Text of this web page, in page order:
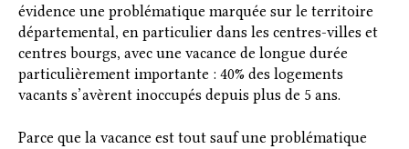
évidence une problématique marquée sur le territoire
départemental, en particulier dans les centres-villes et
centres bourgs, avec une vacance de longue durée
particulièrement importante : 40% des logements
vacants s’avèrent inoccupés depuis plus de 5 ans.
Parce que la vacance est tout sauf une problématique